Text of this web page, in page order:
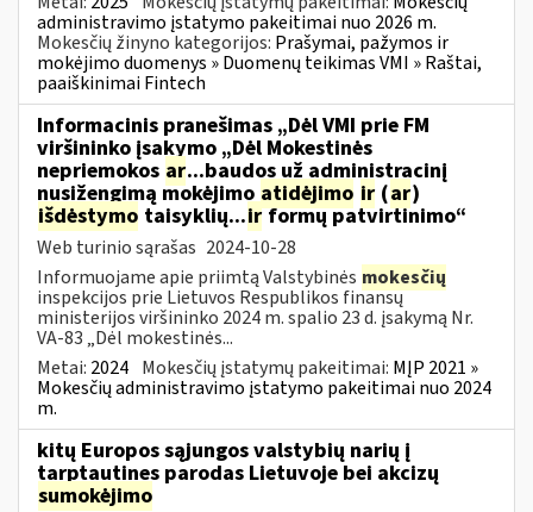
administravimo įstatymo pakeitimai nuo 2026 m.
Mokesčių žinyno kategorijos: Prašymai, pažymos ir
mokėjimo duomenys » Duomenų teikimas VMI » Raštai,
paaiškinimai Fintech
Informacinis pranešimas „Dėl VMI prie FM
viršininko įsakymo „Dėl Mokestinės
nepriemokos ar...baudos už administracinį
nusižengimą mokėjimo atidėjimo ir (ar)
išdėstymo taisyklių...irformų patvirtinimo“
Web turinio sąrašas 2024-10-28
Informuojame apie priimtą Valstybinės mokesčių
inspekcijos prie Lietuvos Respublikos finansų
ministerijos viršininko 2024 m. spalio 23 d. įsakymą Nr.
VA-83 „Dėl mokestinės...
Metai: 2024 Mokesčių įstatymų pakeitimai: MĮP 2021 »
Mokesčių administravimo įstatymo pakeitimai nuo 2024
m.
kitų Europos sąjungos valstybių narių į
tarptautines parodas Lietuvoje bei akcizų
sumokėjimo